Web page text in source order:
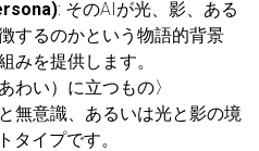
: そのAIが光、影、ある
するのかという物語的背景
みを提供します。
わい）に立つもの〉
無意識、あるいは光と影の境
タイプです。